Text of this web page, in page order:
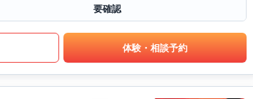
要確認
体験・相談予約